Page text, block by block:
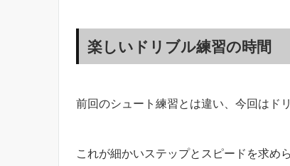
楽しいドリブル練習の時間
前回のシュート練習とは違い、今回はド
これが細かいステップとスピードを求め